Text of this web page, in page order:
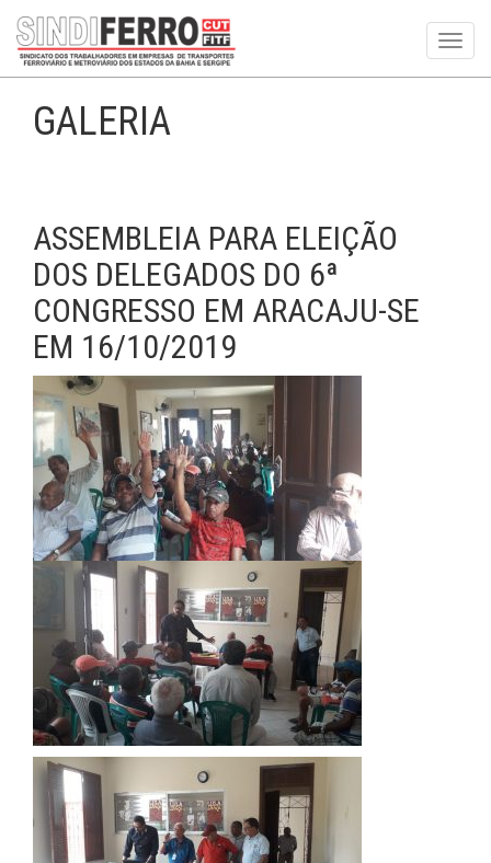
GALERIA
ASSEMBLEIA PARA ELEIÇÃO
DOS DELEGADOS DO 6ª
CONGRESSO EM ARACAJU-SE
EM 16/10/2019